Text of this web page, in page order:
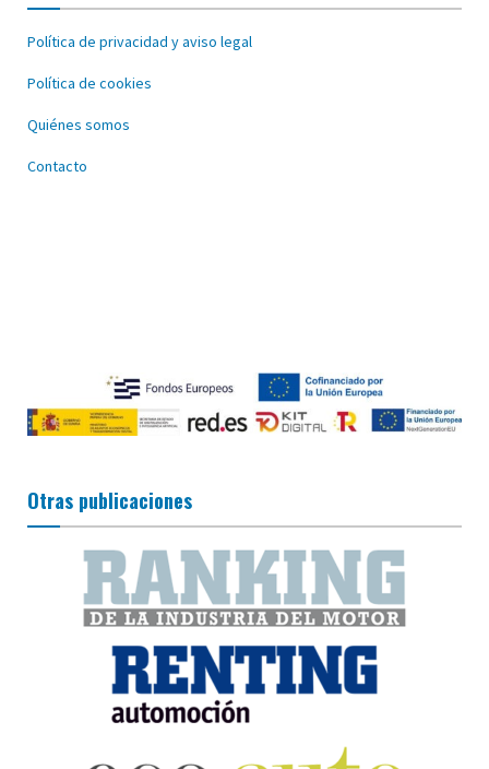
Política de privacidad y aviso legal
Política de cookies
Quiénes somos
Contacto
Otras publicaciones